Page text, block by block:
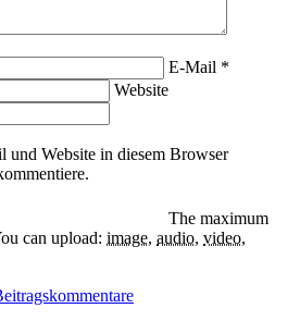
E-Mail *
Website
und Website in diesem Browser
The maximum
can upload: image, audio, video,